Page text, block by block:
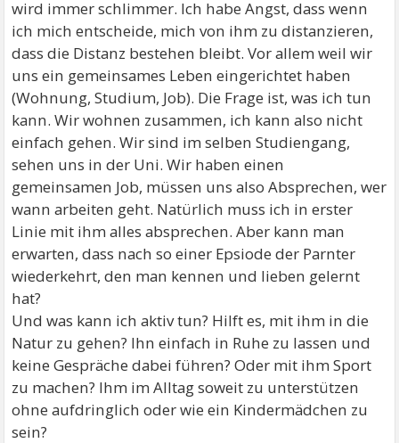
wird immer schlimmer. Ich habe Angst, dass wenn
ich mich entscheide, mich von ihm zu distanzieren,
dass die Distanz bestehen bleibt. Vor allem weil wir
uns ein gemeinsames Leben eingerichtet haben
(Wohnung, Studium, Job). Die Frage ist, was ich tun
kann. Wir wohnen zusammen, ich kann also nicht
einfach gehen. Wir sind im selben Studiengang,
sehen uns in der Uni. Wir haben einen
gemeinsamen Job, müssen uns also Absprechen, wer
wann arbeiten geht. Natürlich muss ich in erster
Linie mit ihm alles absprechen. Aber kann man
erwarten, dass nach so einer Epsiode der Parnter
wiederkehrt, den man kennen und lieben gelernt
hat?
Und was kann ich aktiv tun? Hilft es, mit ihm in die
Natur zu gehen? Ihn einfach in Ruhe zu lassen und
keine Gespräche dabei führen? Oder mit ihm Sport
zu machen? Ihm im Alltag soweit zu unterstützen
ohne aufdringlich oder wie ein Kindermädchen zu
sein?